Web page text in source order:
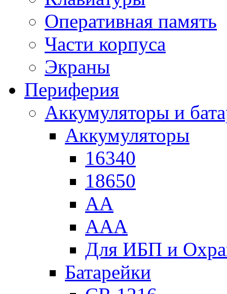
Оперативная память
Части корпуса
Экраны
Периферия
Аккумуляторы и
Аккумуляторы
16340
18650
АА
ААА
Для ИБП и
Батарейки